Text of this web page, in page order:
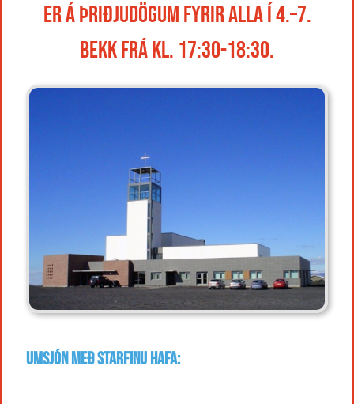
er á þriðjudögum fyrir alla í 4.–7.
bekk frá kl. 17:30-18:30.
Umsjón með starfinu hafa: